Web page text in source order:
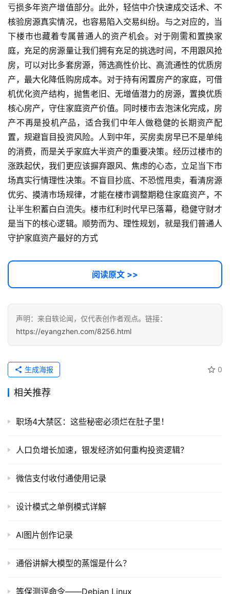
词
开
源
代
码
常
用
链
接
亏损多年资产增值部分。此外，轻信中介快速成交话术、不
核验房源真实情况，也容易陷入交易纠纷。与之对应的，当
下楼市也藏着专属普通人的资产机会。对于刚需和置换家
庭，充足的房源量让我们拥有充足的挑选时间，不用跟风抢
房，可以对比多套房源，筛选高性价比、高流通性的优质房
产，最大化降低购房成本。对于持有闲置房产的家庭，可借
机优化资产结构，抛售老旧、无增值潜力的房源，置换优质
核心房产，守住家庭资产价值。同时楼市去泡沫化完成，房
产不再是投机产品，适合我们中年人做稳健的长期资产配
置，规避盲目投资风险。人到中年，买房卖房早已不是单纯
的消费，而是关乎家庭大半资产的重要决策。经历过楼市的
涨跌起伏，我们更应该摒弃跟风、焦虑的心态，立足当下市
场真实行情理性决策。不盲目抄底、不恐慌甩卖，看清房源
优劣、摸清市场规律，才能在楼市调整期稳住家庭资产，不
让半生积蓄白白流失。楼市红利时代早已落幕，稳健守财才
是当下的核心逻辑。顺势而为、理性规划，就是我们普通人
守护家庭资产最好的方式
阅读原文 >>
声明：来自轶论闻，仅代表创作者观点。链接：
https://eyangzhen.com/8256.html
0
生成海报
相关推荐
职场4大禁区：这些秘密必须烂在肚子里！
人口负增长加速，银发经济如何重构投资逻辑？
微信支付收付通使用记录
设计模式之单例模式详解
AI图片创作记录
通俗讲解大模型的蒸馏是什么？
等保测评命令——Debian Linux